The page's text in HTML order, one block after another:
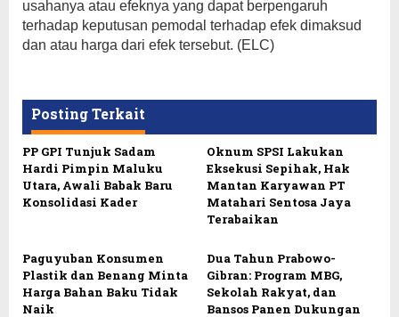
usahanya atau efeknya yang dapat berpengaruh
terhadap keputusan pemodal terhadap efek dimaksud
dan atau harga dari efek tersebut. (ELC)
Posting Terkait
PP GPI Tunjuk Sadam
Hardi Pimpin Maluku
Utara, Awali Babak Baru
Konsolidasi Kader
Oknum SPSI Lakukan
Eksekusi Sepihak, Hak
Mantan Karyawan PT
Matahari Sentosa Jaya
Terabaikan
Paguyuban Konsumen
Plastik dan Benang Minta
Harga Bahan Baku Tidak
Naik
Dua Tahun Prabowo-
Gibran: Program MBG,
Sekolah Rakyat, dan
Bansos Panen Dukungan